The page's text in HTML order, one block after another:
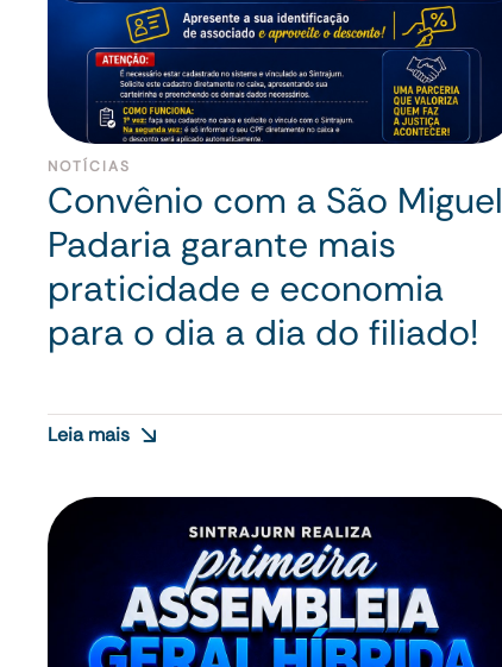
NOTÍCIAS
Convênio com a São Miguel
Padaria garante mais
praticidade e economia
para o dia a dia do filiado!
Leia mais